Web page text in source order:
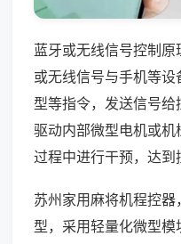
蓝牙或无线信号控制
或无线信号与手机等
型等指令，发送信号
驱动内部微型电机或
过程中进行干预，达到
苏州家用麻将机程控
型，采用轻量化微型